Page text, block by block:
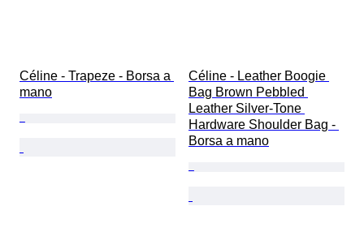
Céline - Trapeze - Borsa a
mano
Céline - Leather Boogie
Bag Brown Pebbled
Leather Silver-Tone
Hardware Shoulder Bag -
Borsa a mano